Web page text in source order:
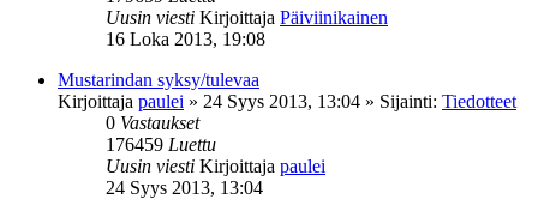
Uusin viesti Kirjoittaja Päiviinikainen
16 Loka 2013, 19:08
Mustarindan syksy/tulevaa
Kirjoittaja paulei » 24 Syys 2013, 13:04 » Sijainti: Tiedotteet
0 Vastaukset
176459 Luettu
Uusin viesti Kirjoittaja paulei
24 Syys 2013, 13:04